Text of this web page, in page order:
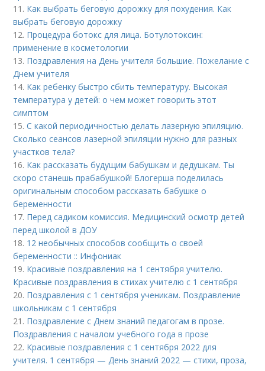
11. Как выбрать беговую дорожку для похудения. Как
выбрать беговую дорожку
12. Процедура ботокс для лица. Ботулотоксин:
применение в косметологии
13. Поздравления на День учителя большие. Пожелание с
Днем учителя
14. Как ребенку быстро сбить температуру. Высокая
температура у детей: о чем может говорить этот
симптом
15.С какой периодичностью делать лазерную эпиляцию.
Сколько сеансов лазерной эпиляции нужно для разных
участков тела?
16. Как рассказать будущим бабушкам и дедушкам. Ты
скоро станешь прабабушкой! Блогерша поделилась
оригинальным способом рассказать бабушке о
беременности
17. Перед садиком комиссия. Медицинский осмотр детей
перед школой в ДОУ
18. 12 необычных способов сообщить о своей
беременности :: Инфониак
19. Красивые поздравления на 1 сентября учителю.
Красивые поздравления в стихах учителю с 1 сентября
20. Поздравления с 1 сентября ученикам. Поздравление
школьникам с 1 сентября
21. Поздравление с Днем знаний педагогам в прозе.
Поздравления с началом учебного года в прозе
22. Красивые поздравления с 1 сентября 2022 для
учителя. 1 сентября — День знаний 2022 — стихи, проза,